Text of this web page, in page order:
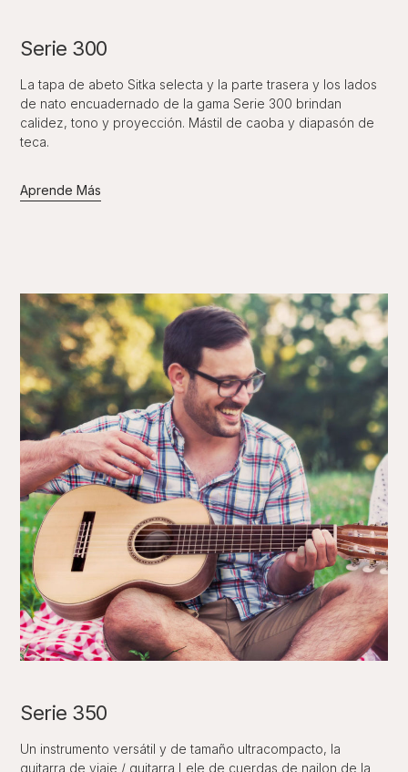
Serie 300
La tapa de abeto Sitka selecta y la parte trasera y los lados
de nato encuadernado de la gama Serie 300 brindan
calidez, tono y proyección. Mástil de caoba y diapasón de
teca.
Aprende Más
Serie 350
Un instrumento versátil y de tamaño ultracompacto, la
guitarra de viaje / guitarra Lele de cuerdas de nailon de la